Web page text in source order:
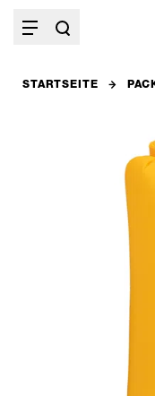
STARTSEITE